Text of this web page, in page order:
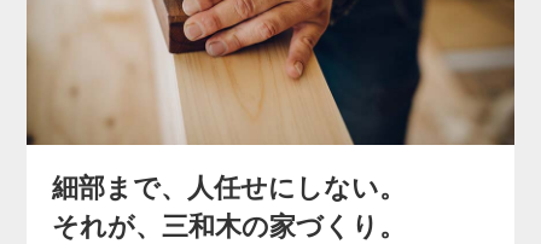
細部まで、人任せにしない。
それが、三和木の家づくり。